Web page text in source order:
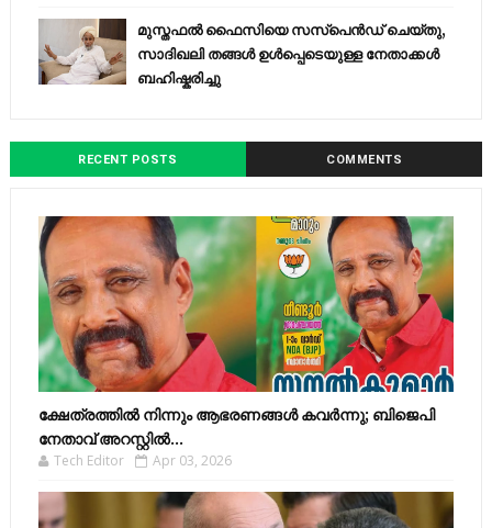
മുസ്തഫൽ ഫൈസിയെ സസ്‌പെൻഡ് ചെയ്തു,
സാദിഖലി തങ്ങൾ ഉൾപ്പെടെയുള്ള നേതാക്കൾ
ബഹിഷ്കരിച്ചു
RECENT POSTS COMMENTS
ക്ഷേത്രത്തിൽ നിന്നും ആഭരണങ്ങൾ കവർന്നു; ബിജെപി
നേതാവ് അറസ്റ്റിൽ...
Tech Editor Apr 03, 2026